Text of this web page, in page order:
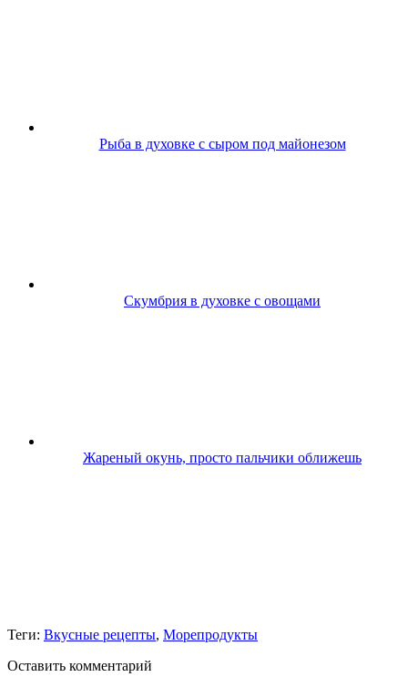
Рыба в духовке с сыром под майонезом
Скумбрия в духовке с овощами
Жареный окунь, просто пальчики оближешь
Теги: Вкусные рецепты, Морепродукты
Оставить комментарий